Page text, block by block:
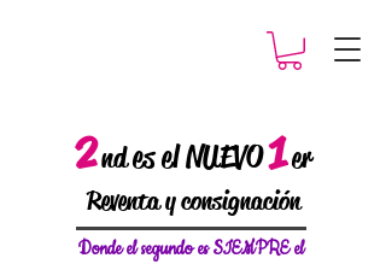
2ndes el NUEVO1er
Reventa y consignación
Donde elsegundo es SIEMPRE el